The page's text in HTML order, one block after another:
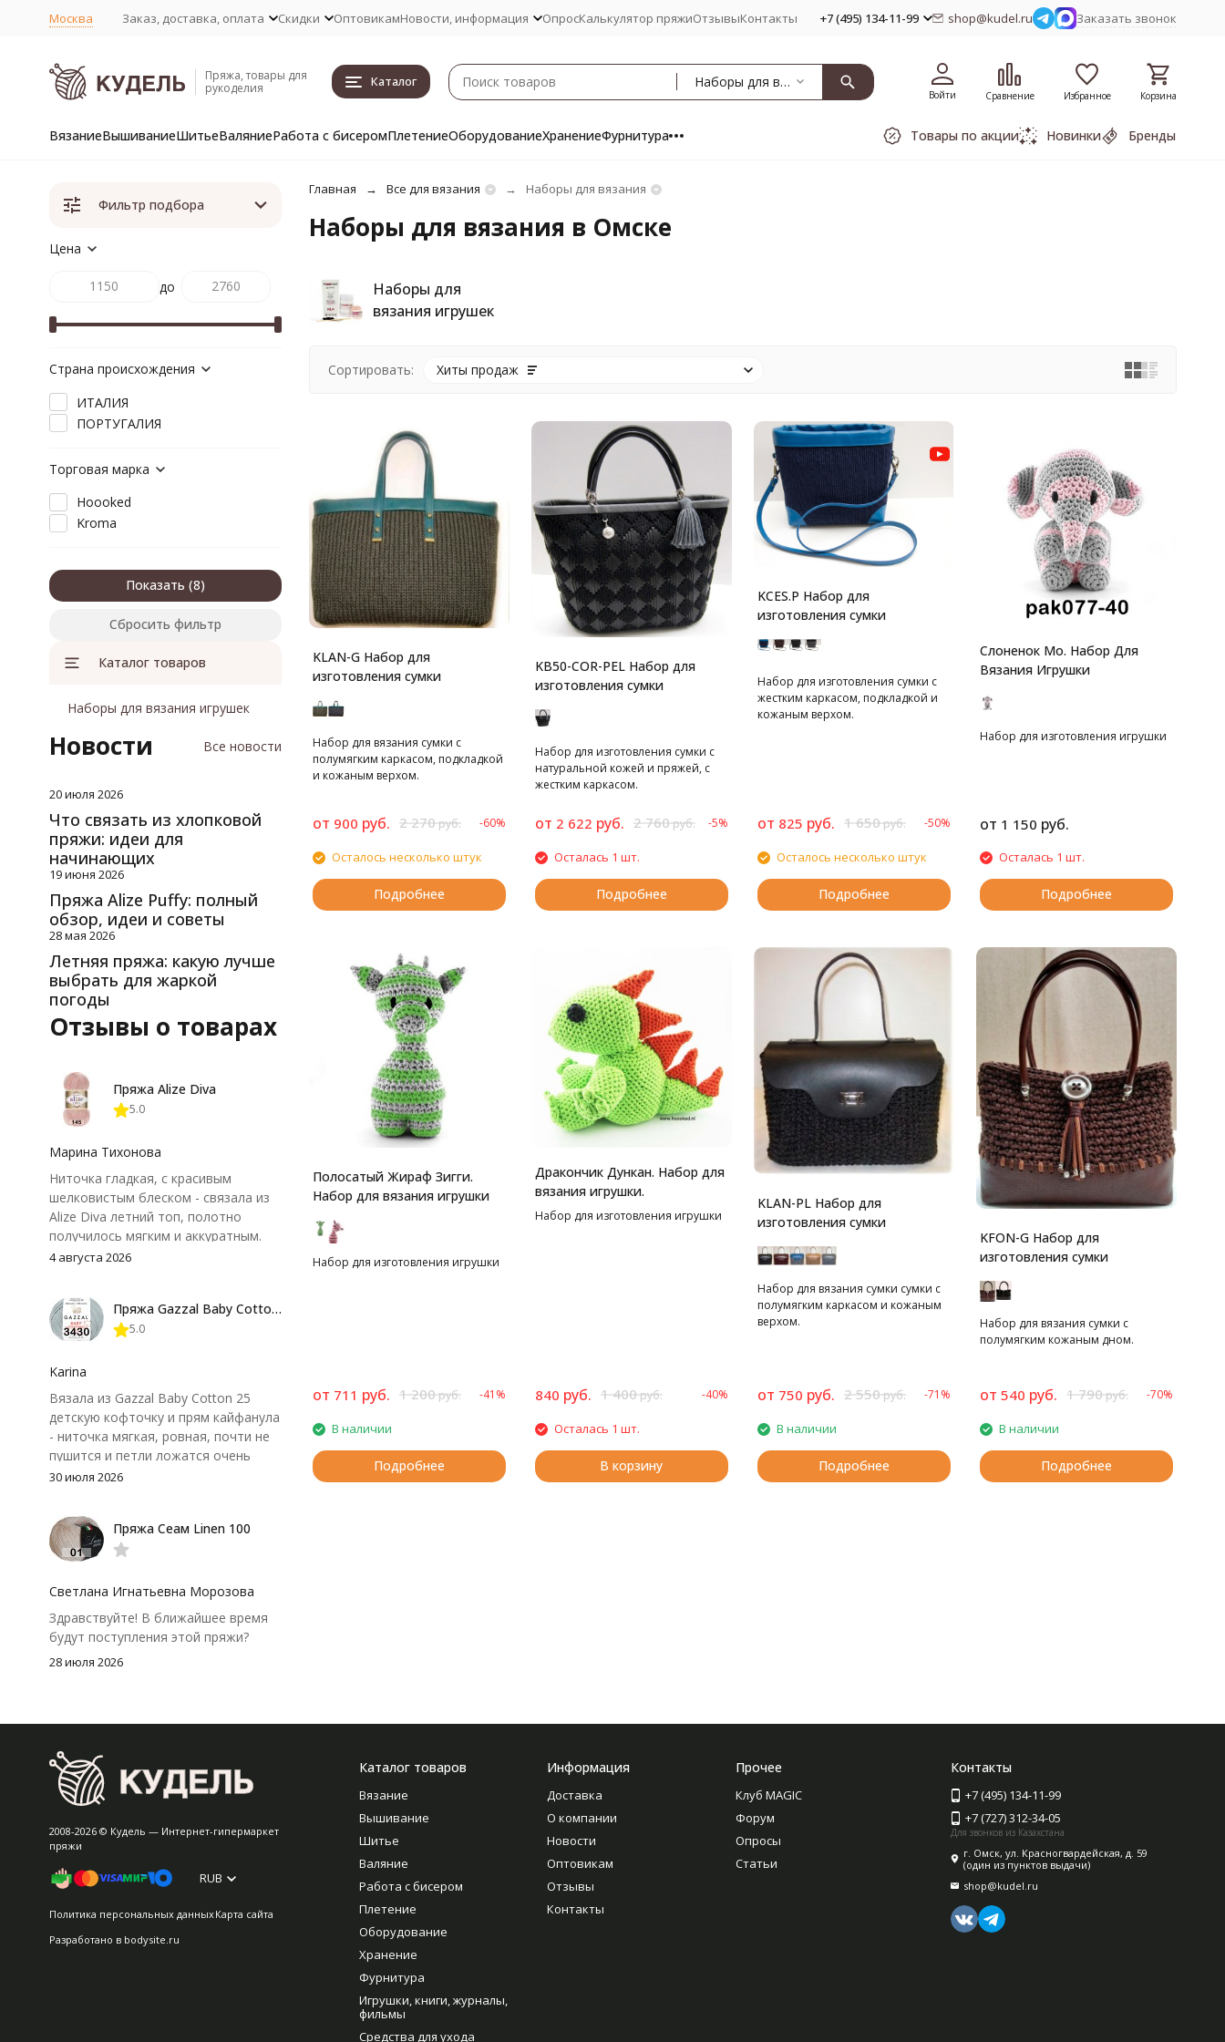
Москва Заказ, доставка, оплата Скидки ОптовикамНовости, информация ОпросКалькулятор пряжиОтзывыКонтакты +7 (495) 134-11-99 shop@kudel.ru Заказать звонок
Пряжа, товары для
рукоделия
Каталог Наборы для вязания
Войти Сравнение Избранное Корзина
ВязаниеВышиваниеШитьеВаляниеРабота с бисеромПлетениеОборудованиеХранениеФурнитура Товары по акции Новинки Бренды
Главная Все для вязания Наборы для вязания
Наборы для вязания в Омске
Наборы для
вязания игрушек
Сортировать: Хиты продаж
KLAN-G Набор для
изготовления сумки
Набор для вязания сумки с
полумягким каркасом, подкладкой
и кожаным верхом.
от 900 руб. 2 270руб. -60%
Осталось несколько штук
Подробнее
KB50-COR-PEL Набор для
изготовления сумки
Набор для изготовления сумки с
натуральной кожей и пряжей, с
жестким каркасом.
от 2 622 руб. 2 760руб. -5%
Осталась 1 шт.
Подробнее
KCES.P Набор для
изготовления сумки
Набор для изготовления сумки с
жестким каркасом, подкладкой и
кожаным верхом.
от 825 руб. 1 650руб. -50%
Осталось несколько штук
Подробнее
Слоненок Мо. Набор Для
Вязания Игрушки
Набор для изготовления игрушки
от 1 150 руб.
Осталась 1 шт.
Подробнее
Полосатый Жираф Зигги.
Набор для вязания игрушки
Набор для изготовления игрушки
от 711 руб. 1 200руб. -41%
В наличии
Подробнее
Дракончик Дункан. Набор для
вязания игрушки.
Набор для изготовления игрушки
840 руб. 1 400руб. -40%
Осталась 1 шт.
В корзину
KLAN-PL Набор для
изготовления сумки
Набор для вязания сумки сумки с
полумягким каркасом и кожаным
верхом.
от 750 руб. 2 550руб. -71%
В наличии
Подробнее
KFON-G Набор для
изготовления сумки
Набор для вязания сумки с
полумягким кожаным дном.
от 540 руб. 1 790руб. -70%
В наличии
Подробнее
Фильтр подбора
Цена
до
Страна происхождения
ИТАЛИЯ
ПОРТУГАЛИЯ
Торговая марка
Hoooked
Kroma
Показать
Сбросить фильтр
Каталог товаров
Наборы для вязания игрушек
Новости Все новости
20 июля 2026
Что связать из хлопковой
пряжи: идеи для
начинающих
19 июня 2026
Пряжа Alize Puffy: полный
обзор, идеи и советы
28 мая 2026
Летняя пряжа: какую лучше
выбрать для жаркой
погоды
Отзывы о товарах
Пряжа Alize Diva
5.0
Марина Тихонова
Ниточка гладкая, с красивым
шелковистым блеском - связала из
Alize Diva летний топ, полотно
получилось мягким и аккуратным.
Петли хорошо видны, вяжется
нюанс - пряжа немного скользит и
иногда расслаивается, пришлось
крючок поудобнее.
4 августа 2026
Пряжа Gazzal Baby Cotton 25
5.0
Karina
Вязала из Gazzal Baby Cotton 25
детскую кофточку и прям кайфанула
- ниточка мягкая, ровная, почти не
пушится и петли ложатся очень
аккуратно. После стирки полотно
потеряло, цвет тоже не стал
тусклее. Единственный нюанс -
моточки маленькие, расход лучше
чуть-чуть не хватило))
30 июля 2026
Пряжа Сеам Linen 100
Светлана Игнатьевна Морозова
Здравствуйте! В ближайшее время
будут поступления этой пряжи?
28 июля 2026
2008-2026 © Кудель — Интернет-гипермаркет
пряжи
RUB
Политика персональных данныхКарта сайта
Разработано в bodysite.ru
Каталог товаров
Вязание
Вышивание
Шитье
Валяние
Работа с бисером
Плетение
Оборудование
Хранение
Фурнитура
Игрушки, книги, журналы,
фильмы
Средства для ухода
Информация
Доставка
О компании
Новости
Оптовикам
Отзывы
Контакты
Прочее
Клуб MAGIC
Форум
Опросы
Статьи
Контакты
+7 (495) 134-11-99
+7 (727) 312-34-05
Для звонков из Казахстана
г. Омск, ул. Красногвардейская, д. 59
(один из пунктов выдачи)
shop@kudel.ru